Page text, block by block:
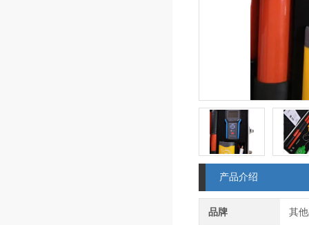
产品介绍
品牌 其